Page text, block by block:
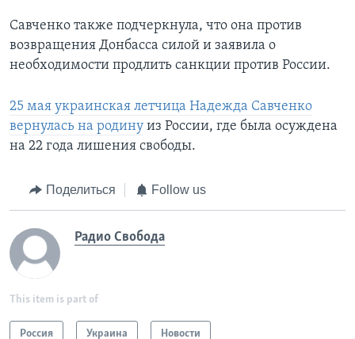
Савченко также подчеркнула, что она против
возвращения Донбасса силой и заявила о
необходимости продлить санкции против России.
25 мая украинская летчица Надежда Савченко
вернулась на родину из России, где была осуждена
на 22 года лишения свободы.
Поделиться Follow us
Радио Свобода
This item is part of
Россия Украина Новости